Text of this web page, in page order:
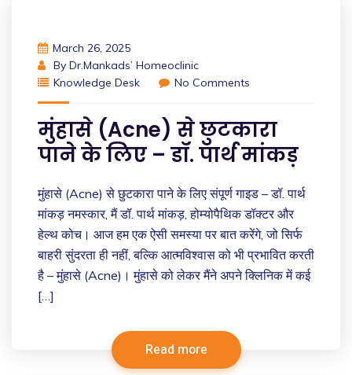
March 26, 2025
By Dr.Mankads’ Homeoclinic
Knowledge Desk
No Comments
मुंहासे (Acne) से छुटकारा
पाने के लिए – डॉ. पार्थ मांकड़
मुंहासे (Acne) से छुटकारा पाने के लिए संपूर्ण गाइड – डॉ. पार्थ
मांकड़ नमस्कार, मैं डॉ. पार्थ मांकड़, होम्योपैथिक डॉक्टर और
हेल्थ कोच। आज हम एक ऐसी समस्या पर बात करेंगे, जो सिर्फ
बाहरी सुंदरता ही नहीं, बल्कि आत्मविश्वास को भी प्रभावित करती
है – मुंहासे (Acne)। मुंहासे को लेकर मैंने अपने क्लिनिक में कई
[…]
Read more